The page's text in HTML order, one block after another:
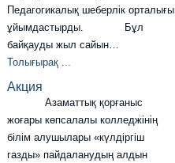
Педагогикалық шеберлік орталығы
ұйымдастырды. Бұл
байқауды жыл сайын…
Толығырақ ...
Акция
Азаматтық қорғаныс
жоғары көпсалалы колледжінің
білім алушылары «күлдіргіш
газды» пайдаланудың алдын